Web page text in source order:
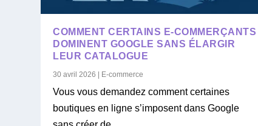
COMMENT CERTAINS E-COMMERÇANTS
DOMINENT GOOGLE SANS ÉLARGIR
LEUR CATALOGUE
30 avril 2026 E-commerce
Vous vous demandez comment certaines
boutiques en ligne s’imposent dans Google